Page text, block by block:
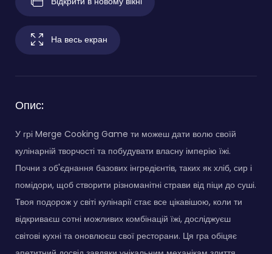
На весь екран
Опис:
У грі Merge Cooking Game ти можеш дати волю своїй
кулінарній творчості та побудувати власну імперію їжі.
Почни з об'єднання базових інгредієнтів, таких як хліб, сир і
помідори, щоб створити різноманітні страви від піци до суші.
Твоя подорож у світі кулінарії стає все цікавішою, коли ти
відкриваєш сотні можливих комбінацій їжі, досліджуєш
світові кухні та оновлюєш свої ресторани. Ця гра обіцяє